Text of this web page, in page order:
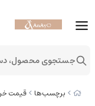
برچسب‌ها قیمت
جستجوی محصول،